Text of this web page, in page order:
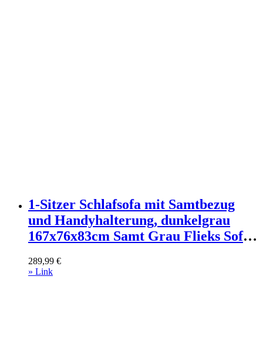
1-Sitzer Schlafsofa mit Samtbezug
und Handyhalterung, dunkelgrau
167x76x83cm Samt Grau Flieks Sofas
Polsterbank
289,99 €
» Link